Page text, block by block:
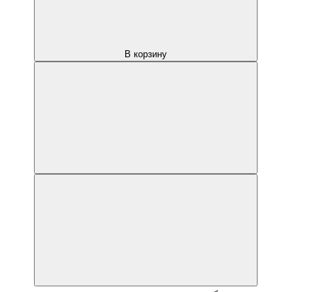
В корзину